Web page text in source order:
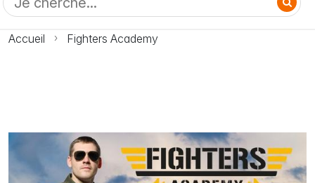
Accueil Fighters Academy